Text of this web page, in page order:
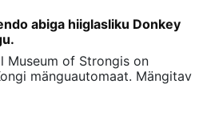
abiga hiiglasliku Donkey
Museum of Strongis on
mänguautomaat. Mängitav